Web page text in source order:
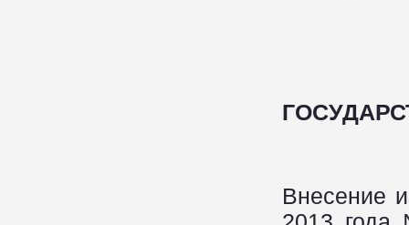
Внесение